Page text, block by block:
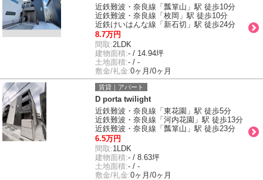
近鉄難波・奈良線「瓢箪山」駅 徒歩10分
近鉄難波・奈良線「枚岡」駅 徒歩10分
近鉄けいはんな線「新石切」駅 徒歩24分
8.7万円
間取:2LDK
建物面積:- / 14.94坪
土地面積:- / -
敷金/礼金:0ヶ月/0ヶ月
賃貸｜アパート
D porta twilight
近鉄難波・奈良線「東花園」駅 徒歩5分
近鉄難波・奈良線「河内花園」駅 徒歩13分
近鉄難波・奈良線「瓢箪山」駅 徒歩23分
6.5万円
間取:1LDK
建物面積:- / 8.63坪
土地面積:- / -
敷金/礼金:0ヶ月/0ヶ月